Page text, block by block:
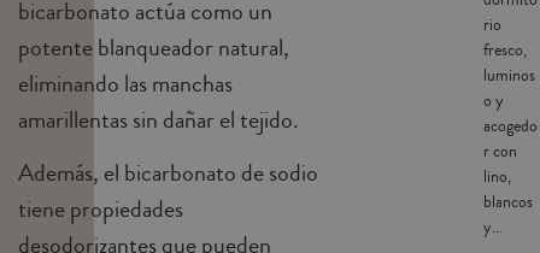
bicarbonato actúa como un
potente blanqueador natural,
eliminando las manchas
amarillentas sin dañar el tejido.
Además, el bicarbonato de sodio
tiene propiedades
desodorizantes que pueden
rio
fresco,
luminos
o y
acogedo
r con
lino,
blancos
y...